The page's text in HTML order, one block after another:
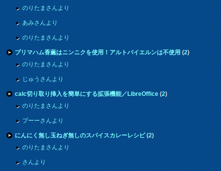
のりたまさんより
あみさんより
のりたまさんより
プリマハム香薫はニンニクを使用！アルトバイエルンは不使用(2)
のりたまさんより
じゅうさんより
calc切り取り挿入を簡単にする拡張機能／LibreOffice(2)
のりたまさんより
プーーさんより
にんにく無し玉ねぎ無しのスパイスカレーレシピ(2)
のりたまさんより
さんより